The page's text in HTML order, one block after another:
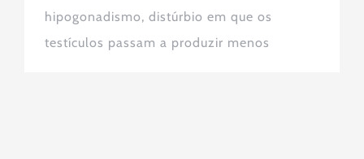
hipogonadismo, distúrbio em que os
testículos passam a produzir menos